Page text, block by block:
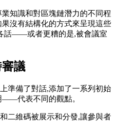
知識和對區塊鏈潛力的不同程
沒有結構化的方式來呈現這些
話——或者更糟的是,被會議室
議
準備了對話,添加了一系列初始
代表不同的觀點。
二維碼被展示和分發,讓參與者